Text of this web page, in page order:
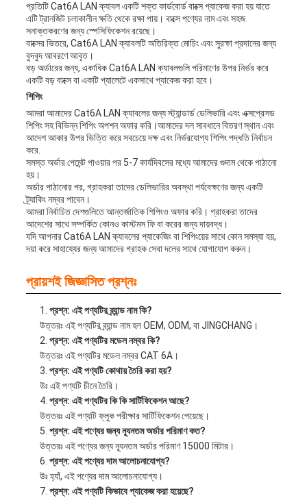
প্রতিটি Cat6A LAN ক্যাবল একটি শক্ত কার্ডবোর্ড বাক্সে প্যাকেজ করা হয় যাতে
এটি ট্রানজিট চলাকালীন ক্ষতি থেকে রক্ষা পায়। বাক্সে পণ্যের নাম এবং সহজ
সনাক্তকরণের জন্য স্পেসিফিকেশন রয়েছে।
বাক্সের ভিতরে, Cat6A LAN ক্যাবলটি অতিরিক্ত মোচিং এবং সুরক্ষা প্রদানের জন্য
বুদবুদ আবরণে আবৃত।
বড় অর্ডারের জন্য, একাধিক Cat6A LAN ক্যাবলগুলি পরিমাণের উপর নির্ভর করে
একটি বড় বাক্সে বা একটি প্যালেটে একসাথে প্যাকেজ করা হবে।
শিপিং
আমরা আমাদের Cat6A LAN ক্যাবলের জন্য স্ট্যান্ডার্ড ডেলিভারি এবং এক্সপ্রেসড
শিপিং সহ বিভিন্ন শিপিং অপশন অফার করি।আমাদের দল সাবধানে বিতরণ স্থান এবং
আদেশ আকার উপর ভিত্তি করে সবচেয়ে দক্ষ এবং নির্ভরযোগ্য শিপিং পদ্ধতি নির্বাচন
করে.
সমস্ত অর্ডার পেমেন্ট পাওয়ার পর 5-7 কার্যদিবসের মধ্যে আমাদের গুদাম থেকে পাঠানো
হয়।
অর্ডার পাঠানোর পর, গ্রাহকরা তাদের ডেলিভারির অবস্থা পর্যবেক্ষণের জন্য একটি
ট্র্যাকিং নম্বর পাবেন।
আমরা নির্বাচিত দেশগুলিতে আন্তর্জাতিক শিপিংও অফার করি। গ্রাহকরা তাদের
আদেশের সাথে সম্পর্কিত কোনও কাস্টমস ফি বা করের জন্য দায়বদ্ধ।
যদি আপনার Cat6A LAN ক্যাবলের প্যাকেজিং বা শিপিংয়ের সাথে কোন সমস্যা হয়,
দয়া করে সাহায্যের জন্য আমাদের গ্রাহক সেবা দলের সাথে যোগাযোগ করুন।
প্রায়শই জিজ্ঞাসিত প্রশ্নঃ
প্রশ্ন: এই পণ্যটির ব্র্যান্ড নাম কি?
উত্তরঃ এই পণ্যটির ব্র্যান্ড নাম হল OEM, ODM, বা JINGCHANG।
প্রশ্ন: এই পণ্যটির মডেল নম্বর কি?
উত্তরঃ এই পণ্যটির মডেল নম্বর CAT 6A।
প্রশ্ন: এই পণ্যটি কোথায় তৈরি করা হয়?
উঃ এই পণ্যটি চীনে তৈরি।
প্রশ্ন: এই পণ্যটির কি কি সার্টিফিকেশন আছে?
উত্তরঃ এই পণ্যটি ফ্লুক পরীক্ষার সার্টিফিকেশন পেয়েছে।
প্রশ্ন: এই পণ্যের জন্য ন্যূনতম অর্ডার পরিমাণ কত?
উত্তরঃ এই পণ্যের জন্য ন্যূনতম অর্ডার পরিমাণ 15000 মিটার।
প্রশ্ন: এই পণ্যের দাম আলোচনাযোগ্য?
উঃ হ্যাঁ, এই পণ্যের দাম আলোচনাযোগ্য।
প্রশ্ন: এই পণ্যটি কিভাবে প্যাকেজ করা হয়েছে?